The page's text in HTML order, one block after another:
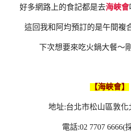
好多網路上的食記都是去海峽會
這回我和阿均預訂的是午間複
下次想要來吃火鍋大餐～
【海峽會】
地址:台北市松山區敦化
電話:02 7707 6666(